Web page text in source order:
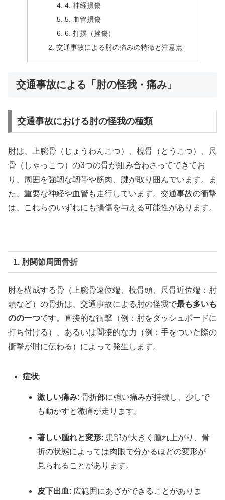
4. 神経損傷
5. 血管損傷
6. 打撲（挫傷）
交通事故による肘の痛みの特徴と注意点
交通事故による「肘の怪我・痛み」
交通事故における肘の怪我の種類
肘は、上腕骨（じょうわんこつ）、橈骨（とうこつ）、尺
骨（しゃっこつ）の3つの骨が組み合わさってできてお
り、周囲を強靭な靭帯や筋肉、腱が取り囲んでいます。ま
た、重要な神経や血管も走行しています。交通事故の衝撃
は、これらのいずれにも損傷を与える可能性があります。
1. 肘関節周囲骨折
肘を構成する骨（上腕骨遠位端、橈骨頭、尺骨近位端：肘
頭など）の骨折は、交通事故による肘の怪我で最も多いも
のの一つです。直接的な衝撃（例：肘をダッシュボードに
打ち付ける）、あるいは間接的な力（例：手をついた際の
衝撃が肘に伝わる）によって発生します。
症状:
激しい痛み: 骨折部に強い痛みが持続し、少しで
も動かすと激痛が走ります。
著しい腫れと変形: 患部が大きく腫れ上がり、骨
折の状態によっては肉眼で分かるほどの変形が
見られることがあります。
皮下出血: 広範囲にあざができることがありま